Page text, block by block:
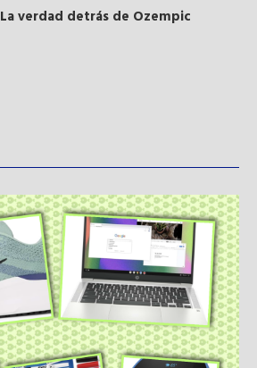
La verdad detrás de Ozempic